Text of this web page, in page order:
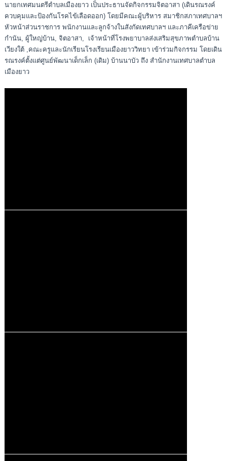
นายกเทศมนตรีตำบลเมืองยาว เป็นประธานจัดกิจกรรมจิตอาสา (เดินรณรงค์
ควบคุมและป้องกันโรคไข้เลือดออก) โดยมีคณะผู้บริหาร สมาชิกสภาเทศบาลฯ
หัวหน้าส่วนราชการ พนักงานและลูกจ้างในสังกัดเทศบาลฯ และภาคีเครือข่าย
กำนัน, ผู้ใหญ่บ้าน, จิตอาสา, เจ้าหน้าที่โรงพยาบาลส่งเสริมสุขภาพตำบลบ้าน
เวียงใต้ ,คณะครูและนักเรียนโรงเรียนเมืองยาววิทยา เข้าร่วมกิจกรรม โดยเดิน
รณรงค์ตั้งแต่ศูนย์พัฒนาเด็กเล็ก (เดิม) บ้านนาบัว ถึง สำนักงานเทศบาลตำบล
เมืองยาว